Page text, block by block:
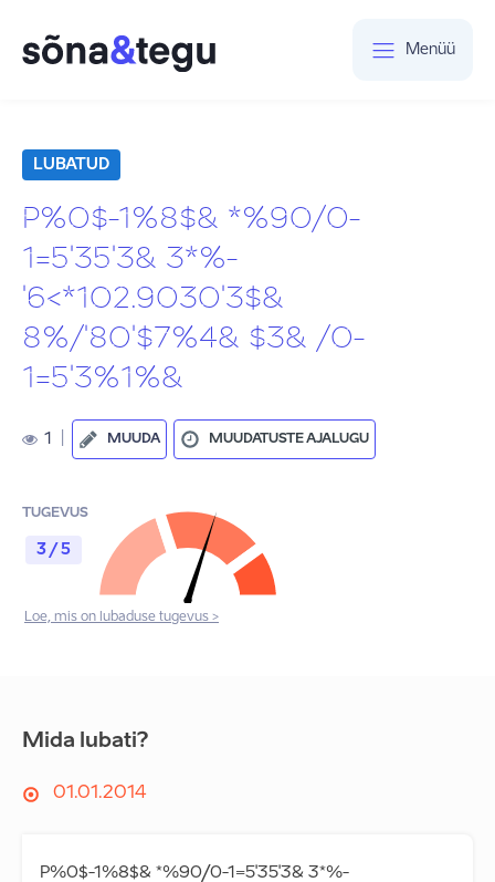
Menüü
LUBATUD
P%0$-1%8$& *%90/0-
1=5'35'3& 3*%-
'6<*102.9030'3$&
8%/'80'$7%4& $3& /0-
1=5'3%1%&
1 MUUDA MUUDATUSTE AJALUGU
TUGEVUS
3 / 5
Loe, mis on lubaduse tugevus >
Mida lubati?
01.01.2014
P%0$-1%8$& *%90/0-1=5'35'3& 3*%-